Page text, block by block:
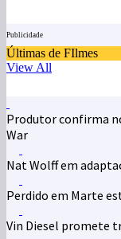
Publicidade
Últimas de FIlmes
View All
Produtor confirma
War
Nat Wolff em
Perdido em Marte
Vin Diesel promete